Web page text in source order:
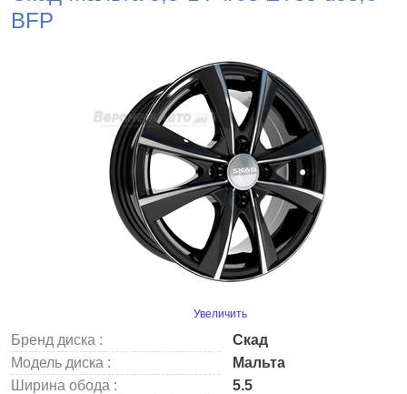
BFP
Увеличить
Бренд диска :
Скад
Модель диска :
Мальта
Ширина обода :
5.5